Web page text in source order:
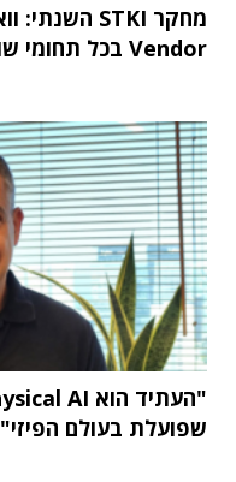
Vendor בכל תחומי שוק ה-IT
שפועלת בעולם הפיזי"